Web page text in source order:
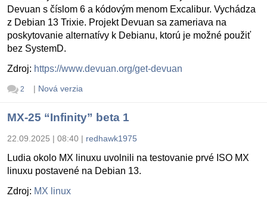
Devuan s číslom 6 a kódovým menom Excalibur. Vychádza
z Debian 13 Trixie. Projekt Devuan sa zameriava na
poskytovanie alternatívy k Debianu, ktorú je možné použiť
bez SystemD.
Zdroj: https://www.devuan.org/get-devuan
2 | Nová verzia
MX-25 “Infinity” beta 1
22.09.2025 | 08:40 | redhawk1975
Ludia okolo MX linuxu uvolnili na testovanie prvé ISO MX
linuxu postavené na Debian 13.
Zdroj: MX linux